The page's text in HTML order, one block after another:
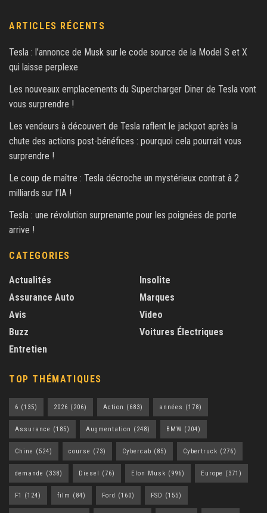
ARTICLES RÉCENTS
Tesla : l’annonce de Musk sur le code source de la Model S et X
qui laisse perplexe
Les nouveaux emplacements du Supercharger Diner de Tesla vont
vous surprendre !
Les vendeurs à découvert de Tesla raflent le jackpot après la
chute des actions post-bénéfices : pourquoi cela pourrait vous
surprendre !
Le coup de maître : Tesla décroche un mystérieux contrat à 2
milliards sur l’IA !
Tesla : une révolution surprenante pour les poignées de porte
arrive !
CATEGORIES
Actualités
Assurance Auto
Avis
Buzz
Entretien
Insolite
Marques
Video
Voitures Électriques
TOP THÉMATIQUES
6 (135) 2026 (206) Action (683) années (178)
Assurance (185) Augmentation (248) BMW (204)
Chine (524) course (73) Cybercab (85) Cybertruck (276)
demande (338) Diesel (76) Elon Musk (996) Europe (371)
F1 (124) film (84) Ford (160) FSD (155)